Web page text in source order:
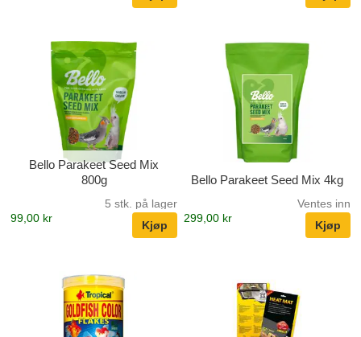
Bello Parakeet Seed Mix
800g
5 stk. på lager
99,00 kr
Bello Parakeet Seed Mix 4kg
Ventes inn
299,00 kr